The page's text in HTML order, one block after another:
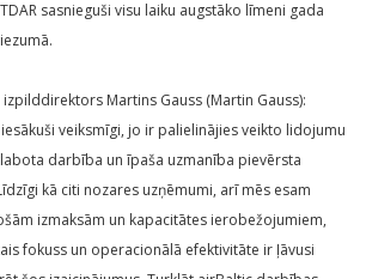
sasnieguši visu laiku augstāko līmeni gada
Martins Gauss (Martin Gauss):
veiksmīgi, jo ir palielinājies veikto lidojumu
darbība un īpaša uzmanība pievērsta
kā citi nozares uzņēmumi, arī mēs esam
izmaksām un kapacitātes ierobežojumiem,
fokuss un operacionālā efektivitāte ir ļāvusi